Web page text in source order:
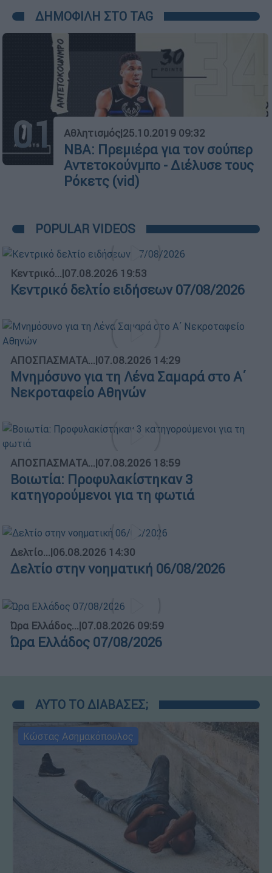
ΔΗΜΟΦΙΛΗ ΣΤΟ TAG
01 Αθλητισμός|25.10.2019 09:32
ΝΒΑ: Πρεμιέρα για τον σούπερ
Αντετοκούνμπο - Διέλυσε τους
Ρόκετς (vid)
POPULAR VIDEOS
Κεντρικό...|07.08.2026 19:53
Κεντρικό δελτίο ειδήσεων 07/08/2026
ΑΠΟΣΠΑΣΜΑΤΑ...|07.08.2026 14:29
Μνημόσυνο για τη Λένα Σαμαρά στο Α΄
Νεκροταφείο Αθηνών
ΑΠΟΣΠΑΣΜΑΤΑ...|07.08.2026 18:59
Βοιωτία: Προφυλακίστηκαν 3
κατηγορούμενοι για τη φωτιά
Δελτίο...|06.08.2026 14:30
Δελτίο στην νοηματική 06/08/2026
Ώρα Ελλάδος...|07.08.2026 09:59
Ώρα Ελλάδος 07/08/2026
ΑΥΤΟ ΤΟ ΔΙΑΒΑΣΕΣ;
Κώστας Ασημακόπουλος